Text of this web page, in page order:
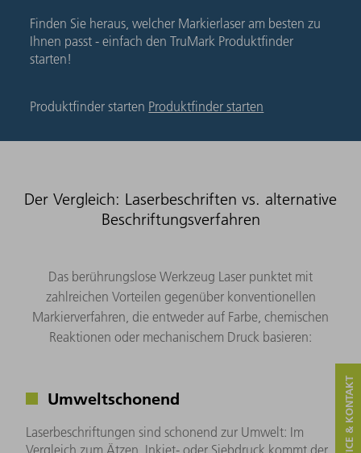
Finden Sie heraus, welcher Markierlaser am besten zu
Ihnen passt - einfach den TruMark Produktfinder
starten!
Produktfinder starten Produktfinder starten
Der Vergleich: Laserbeschriften vs. alternative
Beschriftungsverfahren
Das berührungslose Werkzeug Laser punktet mit
zahlreichen Vorteilen gegenüber konventionellen
Markierverfahren, die entweder auf Farbe, chemischen
Reaktionen oder mechanischem Druck basieren:
Umweltschonend
Laserbeschriftungen sind schonend zur Umwelt: Im
SERVICE & KONTAKT